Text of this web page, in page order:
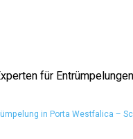
für
in Porta Westfalica –